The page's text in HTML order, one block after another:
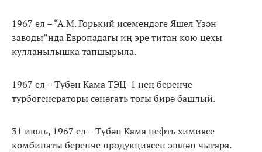
1967 ел – “А.М. Горький исемендәге Яшел Үзән
заводы”нда Европадагы иң эре титан кою цехы
кулланылышка тапшырыла.
1967 ел – Түбән Кама ТЭЦ-1 нең беренче
турбогенераторы сәнәгать тогы бирә башлый.
31 июль, 1967 ел – Түбән Кама нефть химиясе
комбинаты беренче продукциясен эшләп чыгара.